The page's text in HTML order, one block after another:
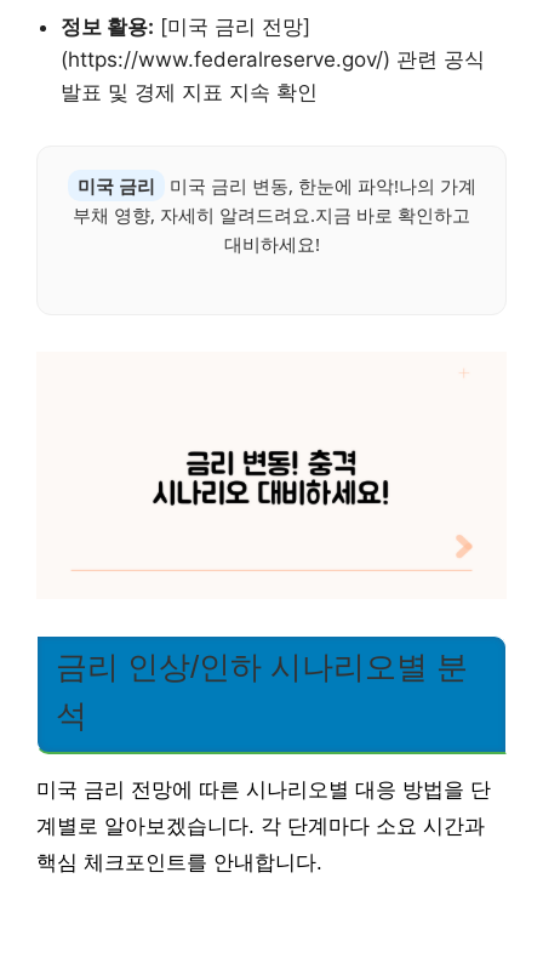
정보 활용: [미국 금리 전망]
(https://www.federalreserve.gov/) 관련 공식
발표 및 경제 지표 지속 확인
미국 금리
미국 금리 변동, 한눈에 파악!나의 가계
부채 영향, 자세히 알려드려요.지금 바로 확인하고
대비하세요!
금리 인상/인하 시나리오별 분
석
미국 금리 전망에 따른 시나리오별 대응 방법을 단
계별로 알아보겠습니다. 각 단계마다 소요 시간과
핵심 체크포인트를 안내합니다.